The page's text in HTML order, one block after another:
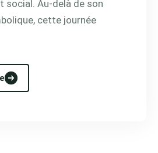
social. Au-delà de son
cette journée